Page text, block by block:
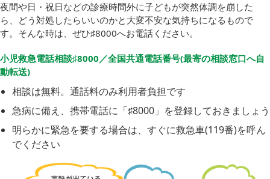
夜間や日・祝日などの診療時間外に子どもが突然体調を崩した
ら、どう対処したらいいのかと大変不安な気持ちになるもので
す。そんな時は、ぜひ♯8000へお電話ください。
小児救急電話相談♯8000／全国共通電話番号(最寄の相談窓口へ自
動転送)
相談は無料。通話料のみ利用者負担です
急病に備え、携帯電話に「♯8000」を登録しておきましょう
明らかに緊急を要する場合は、すぐに救急車(119番)を呼ん
でください